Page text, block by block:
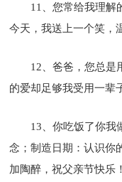
11、您常给我理解
今天，我送上一个笑，
12、爸爸，您总是
的爱却足够我受用一辈
13、你吃饭了你我
念；制造日期：认识你
加陶醉，祝父亲节快乐！